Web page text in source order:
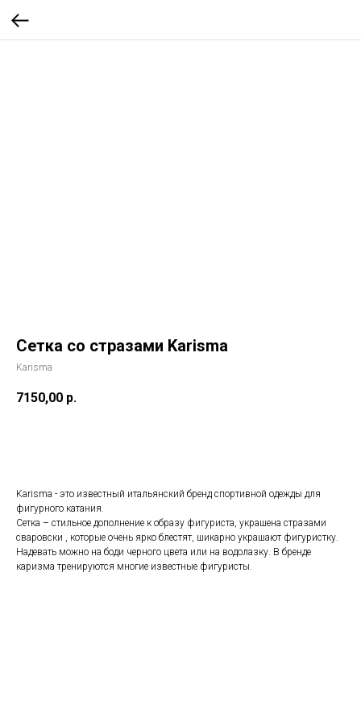
Сетка со стразами Karisma
Karisma
7150,00 р.
Karisma - это известный итальянский бренд спортивной одежды для
фигурного катания.
Сетка – стильное дополнение к образу фигуриста, украшена стразами
сваровски , которые очень ярко блестят, шикарно украшают фигуристку.
Надевать можно на боди черного цвета или на водолазку. В бренде
каризма тренируются многие известные фигуристы.